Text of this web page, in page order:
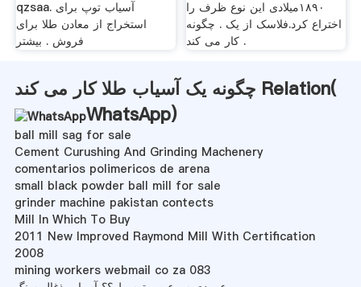
qzsaa. آسیاب توپ برای
استخراج از معادن طلا برای
فروش . بیشتر
۱۸۹۰میلادی این نوع ظرف را
اختراع کرد.فلاسک از یک . چگونه
کار می کند .
چگونه یک آسیاب طلا کار می کند Relation(
WhatsApp)
ball mill sag for sale
Cement Curushing And Grinding Machenery
comentarios polimericos de arena
small black powder ball mill for sale
grinder machine pakistan contects
Mill In Which To Buy
2011 New Improved Raymond Mill With Certification
2008
mining workers webmail co za 083